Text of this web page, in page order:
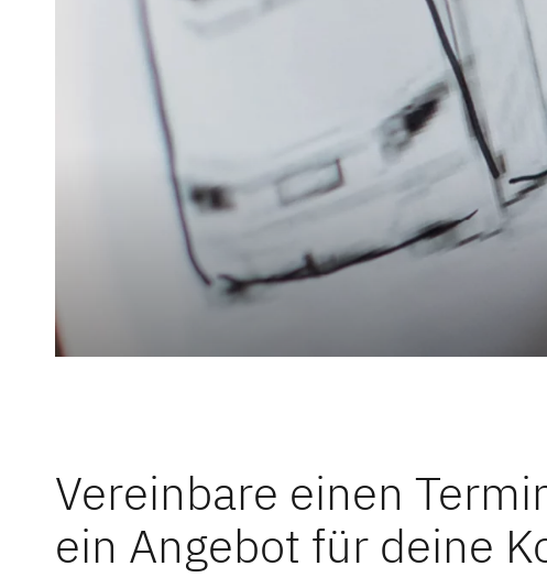
Dethleffs Versprechen
Fahrzeugbörse
Blog
Vereinbare einen
ein Angebot für deine